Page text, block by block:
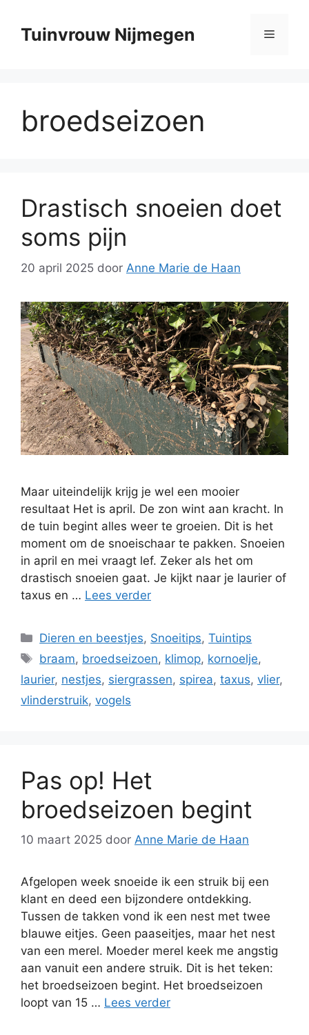
naarTuinvrouw Nijmegen Menu
broedseizoen
Drastisch snoeien doet
soms pijn
20 april 2025 door Anne Marie de Haan
Maar uiteindelijk krijg je wel een mooier
resultaat Het is april. De zon wint aan kracht. In
de tuin begint alles weer te groeien. Dit is het
moment om de snoeischaar te pakken. Snoeien
in april en mei vraagt lef. Zeker als het om
drastisch snoeien gaat. Je kijkt naar je laurier of
taxus en … Lees verder
Categorieën
Dieren en beestjes, Snoeitips,Tuintips
Tags
braam, broedseizoen, klimop, kornoelje,
laurier, nestjes, siergrassen, spirea, taxus, vlier,
vlinderstruik, vogels
Pas op! Het
broedseizoen begint
10 maart 2025 door Anne Marie de Haan
Afgelopen week snoeide ik een struik bij een
klant en deed een bijzondere ontdekking.
Tussen de takken vond ik een nest met twee
blauwe eitjes. Geen paaseitjes, maar het nest
van een merel. Moeder merel keek me angstig
aan vanuit een andere struik. Dit is het teken:
het broedseizoen begint. Het broedseizoen
loopt van 15 … Lees verder